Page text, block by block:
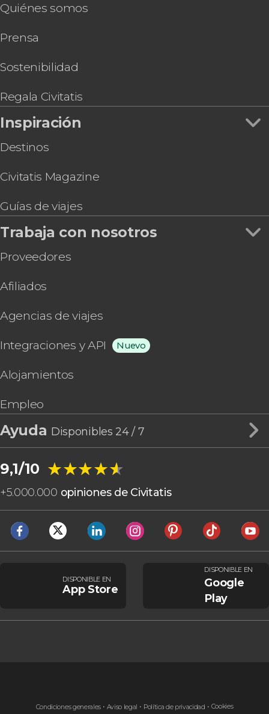
Quiénes somos
Prensa
Sostenibilidad
Regala Civitatis
Inspiración
Destinos
Civitatis Magazine
Guías de viajes
Trabaja con nosotros
Proveedores
Afiliados
Agencias de viajes
Integraciones y API Nuevo
Alojamientos
Empleo
Ayuda Disponibles 24 / 7
9,1/10 ★★★★★
★★★★★
+5.000.000 opiniones de Civitatis
DISPONIBLE EN
App Store
DISPONIBLE EN
Google
Play
Condiciones generales Aviso legal Política de privacidad Cookies